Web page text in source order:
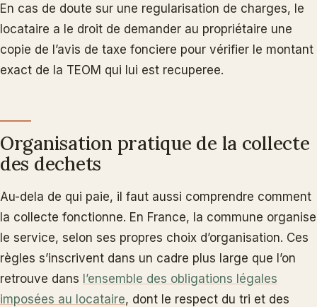
En cas de doute sur une regularisation de charges, le
locataire a le droit de demander au propriétaire une
copie de l’avis de taxe fonciere pour vérifier le montant
exact de la TEOM qui lui est recuperee.
Organisation pratique de la collecte
des dechets
Au-dela de qui paie, il faut aussi comprendre comment
la collecte fonctionne. En France, la commune organise
le service, selon ses propres choix d’organisation. Ces
règles s’inscrivent dans un cadre plus large que l’on
retrouve dans l’ensemble des obligations légales
imposées au locataire, dont le respect du tri et des